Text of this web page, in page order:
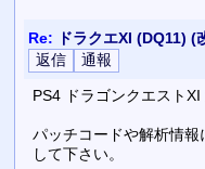
Re: ドラクエXI (DQ11) (
PS4 ドラゴンクエスト
パッチコードや解析情
して下さい。